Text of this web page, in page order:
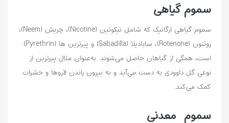
سموم گیاهی
سموم گیاهی ارگانیک که شامل نیکوتین (Nicotine)، چریش (Neem)،
روتنون (Rotenone)، سابادیلا (Sabadilla) و پیرترین ها (Pyrethrin)
است،‌ همگی از گیاهان حاصل می‌شوند. به‌عنوان ‌مثال پیرترین‌ از
نوعی گل داوودی به دست می‌آید و به بیرون راندن لاروها و حشرات
کمک می‌کند.
سموم معدنی